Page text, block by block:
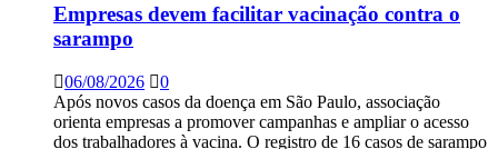
Empresas devem facilitar vacinação contra o
sarampo
06/08/2026
0
Após novos casos da doença em São Paulo, associação
orienta empresas a promover campanhas e ampliar o acesso
dos trabalhadores à vacina. O registro de 16 casos de sarampo